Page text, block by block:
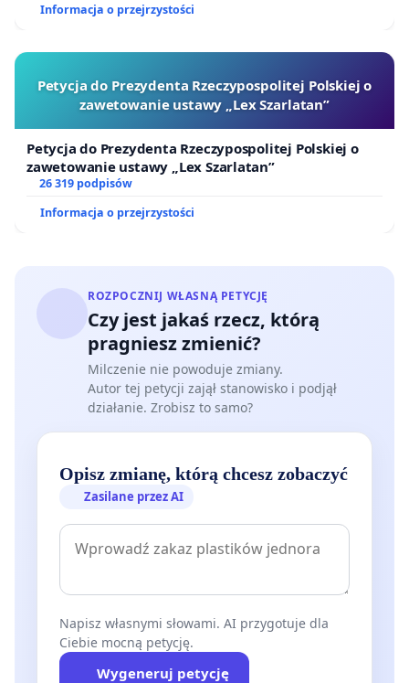
Informacja o przejrzystości
Petycja do Prezydenta Rzeczypospolitej Polskiej o
zawetowanie ustawy „Lex Szarlatan”
Petycja do Prezydenta Rzeczypospolitej Polskiej o
zawetowanie ustawy „Lex Szarlatan”
26 319 podpisów
Informacja o przejrzystości
ROZPOCZNIJ WŁASNĄ PETYCJĘ
Czy jest jakaś rzecz, którą
pragniesz zmienić?
Milczenie nie powoduje zmiany.
Autor tej petycji zajął stanowisko i podjął
działanie. Zrobisz to samo?
Opisz zmianę, którą chcesz zobaczyć
Zasilane przez AI
Napisz własnymi słowami. AI przygotuje dla
Ciebie mocną petycję.
Wygeneruj petycję